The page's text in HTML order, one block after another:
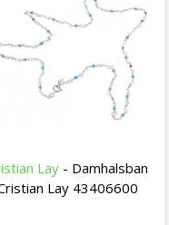
Lay- Damhalsban
Lay 43406600